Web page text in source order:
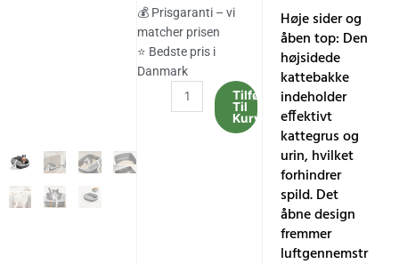
💰 Prisgaranti – vi
matcher prisen
⭐ Bedste pris i
Danmark
kattebakke,
kattebakke
Tilføj
Til
Kurv
Høje sider og
åben top: Den
højsidede
kattebakke
indeholder
effektivt
kattegrus og
urin, hvilket
forhindrer
spild. Det
åbne design
fremmer
luftgennemstr